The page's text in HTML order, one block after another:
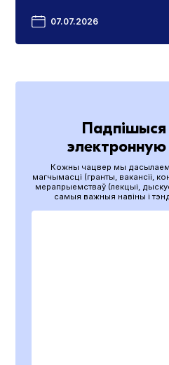
07.07.2026
Кожны чацвер мы дасылаем
магчымасці (гранты, вакансіі,
мерапрыемстваў (лекцыі,
самыя важныя навіны і